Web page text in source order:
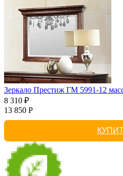
Зеркало Престиж ГМ 5991-12
8 310 ₽
13 850 Р